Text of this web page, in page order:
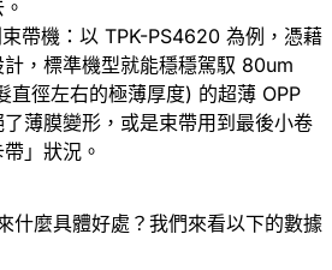
帶機：以 TPK-PS4620 為例，憑藉
，標準機型就能穩穩駕馭 80um
直徑左右的極薄厚度) 的超薄 OPP
薄膜變形，或是束帶用到最後小卷
」狀況。
什麼具體好處？我們來看以下的數據